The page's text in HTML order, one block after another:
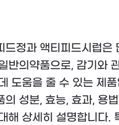
드정과 액티피드시럽은
반의약품으로, 감기와
도움을 줄 수 있는 제
의 성분, 효능, 효과, 용
해 상세히 설명합니다.